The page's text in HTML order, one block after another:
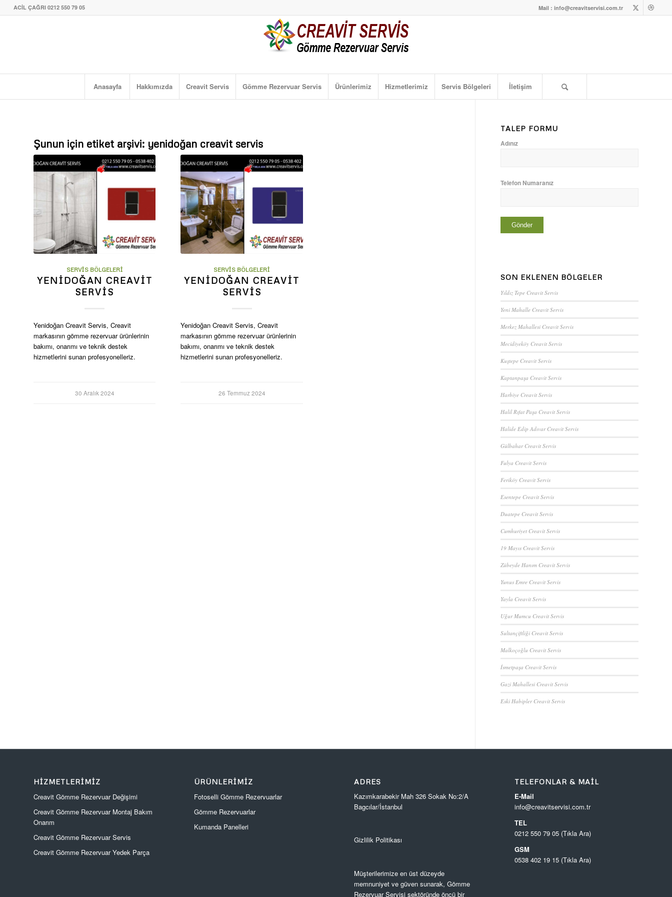
Mail : info@creavitservisi.com.tr
ACİL ÇAĞRI 0212 550 79 05
Anasayfa Hakkımızda Creavit Servis Gömme Rezervuar Servis Ürünlerimiz Hizmetlerimiz Servis Bölgeleri İletişim
Şunun için etiket arşivi: yenidoğan creavit servis
SERVIS BÖLGELERI
YENIDOĞAN CREAVIT
SERVIS
Yenidoğan Creavit Servis, Creavit
markasının gömme rezervuar ürünlerinin
bakımı, onarımı ve teknik destek
hizmetlerini sunan profesyonelleriz.
30 Aralık 2024
SERVIS BÖLGELERI
YENIDOĞAN CREAVIT
SERVIS
Yenidoğan Creavit Servis, Creavit
markasının gömme rezervuar ürünlerinin
bakımı, onarımı ve teknik destek
hizmetlerini sunan profesyonelleriz.
26 Temmuz 2024
TALEP FORMU
Adınız
Telefon Numaranız
SON EKLENEN BÖLGELER
Yıldız Tepe Creavit Servis
Yeni Mahalle Creavit Servis
Merkez Mahallesi Creavit Servis
Mecidiyeköy Creavit Servis
Kuştepe Creavit Servis
Kaptanpaşa Creavit Servis
Harbiye Creavit Servis
Halil Rıfat Paşa Creavit Servis
Halide Edip Adıvar Creavit Servis
Gülbahar Creavit Servis
Fulya Creavit Servis
Feriköy Creavit Servis
Esentepe Creavit Servis
Duatepe Creavit Servis
Cumhuriyet Creavit Servis
19 Mayıs Creavit Servis
Zübeyde Hanım Creavit Servis
Yunus Emre Creavit Servis
Yayla Creavit Servis
Uğur Mumcu Creavit Servis
Sultançiftliği Creavit Servis
Malkoçoğlu Creavit Servis
İsmetpaşa Creavit Servis
Gazi Mahallesi Creavit Servis
Eski Habipler Creavit Servis
HIZMETLERIMIZ
Creavit Gömme Rezervuar Değişimi
Creavit Gömme Rezervuar Montaj Bakım
Onarım
Creavit Gömme Rezervuar Servis
Creavit Gömme Rezervuar Yedek Parça
ÜRÜNLERIMIZ
Fotoselli Gömme Rezervuarlar
Gömme Rezervuarlar
Kumanda Panelleri
ADRES
Kazımkarabekir Mah 326 Sokak No:2/A
Bagcılar/İstanbul
Gizlilik Politikası
Müşterilerimize en üst düzeyde
memnuniyet ve güven sunarak, Gömme
Rezervuar Servisi sektöründe öncü bir
TELEFONLAR & MAIL
E-Mail
info@creavitservisi.com.tr
TEL
0212 550 79 05 (Tıkla Ara)
GSM
0538 402 19 15 (Tıkla Ara)